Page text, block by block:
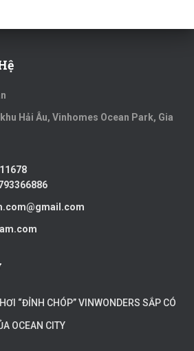
Hải Âu, Vinhomes Ocean Park, Gia
“ĐỈNH CHÓP” VINWONDERS SẮP CÓ
OCEAN CITY